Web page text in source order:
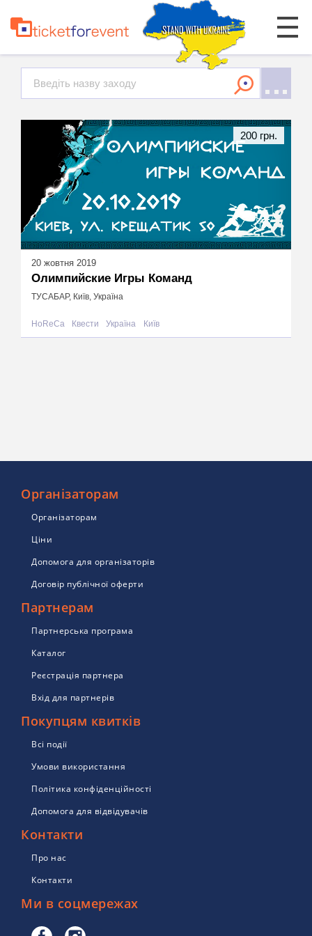
20 жовтня 2019
Олимпийские Игры Команд
ТУСАБАР, Київ, Україна
HoReCa Квести Україна Київ
200 грн.
Організаторам
Організаторам
Ціни
Допомога для організаторів
Договір публічної оферти
Партнерам
Партнерська програма
Каталог
Реєстрація партнера
Вхід для партнерів
Покупцям квитків
Всі події
Умови використання
Політика конфіденційності
Допомога для відвідувачів
Контакти
Про нас
Контакти
Ми в соцмережах